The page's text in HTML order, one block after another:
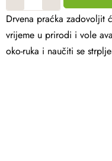
stars.
Drvena praćka zadovoljit
vrijeme u prirodi i vole
oko-ruka i naučiti se